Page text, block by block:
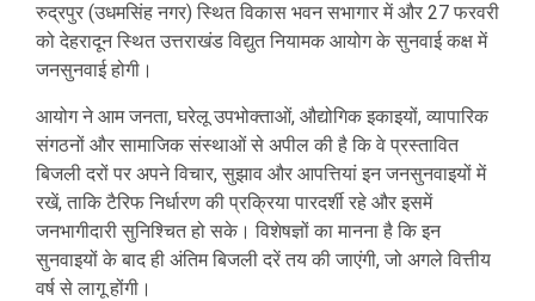
रुद्रपुर (उधमसिंह नगर) स्थित विकास भवन सभागार में और 27 फरवरी
को देहरादून स्थित उत्तराखंड विद्युत नियामक आयोग के सुनवाई कक्ष में
जनसुनवाई होगी।
आयोग ने आम जनता, घरेलू उपभोक्ताओं, औद्योगिक इकाइयों, व्यापारिक
संगठनों और सामाजिक संस्थाओं से अपील की है कि वे प्रस्तावित
बिजली दरों पर अपने विचार, सुझाव और आपत्तियां इन जनसुनवाइयों में
रखें, ताकि टैरिफ निर्धारण की प्रक्रिया पारदर्शी रहे और इसमें
जनभागीदारी सुनिश्चित हो सके। विशेषज्ञों का मानना है कि इन
सुनवाइयों के बाद ही अंतिम बिजली दरें तय की जाएंगी, जो अगले वित्तीय
वर्ष से लागू होंगी।